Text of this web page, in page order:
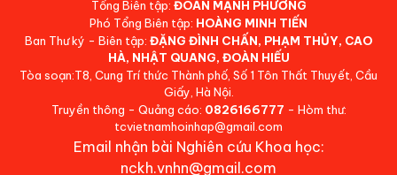
Tổng Biên tập: ĐOÀN MẠNH PHƯƠNG
Phó Tổng Biên tập: HOÀNG MINH TIẾN
Ban Thư ký - Biên tập: ĐẶNG ĐÌNH CHẤN, PHẠM THỦY, CAO
HÀ, NHẬT QUANG, ĐOÀN HIẾU
Tòa soạn:T8, Cung Trí thức Thành phố, Số 1 Tôn Thất Thuyết, Cầu
Giấy, Hà Nội.
Truyền thông - Quảng cáo: 0826166777 - Hòm thư:
tcvietnamhoinhap@gmail.com
Email nhận bài Nghiên cứu Khoa học:
nckh.vnhn@gmail.com